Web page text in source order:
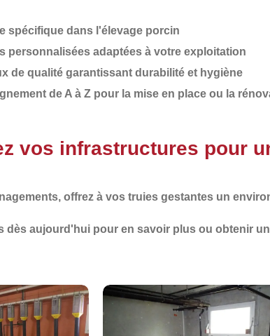
spécifique dans l'élevage porcin
personnalisées adaptées à votre exploitation
de qualité garantissant durabilité et hygiène
de A à Z pour la mise en place ou la
vos infrastructures pour
, offrez à vos truies gestantes un
dès aujourd'hui pour en savoir plus ou obtenir